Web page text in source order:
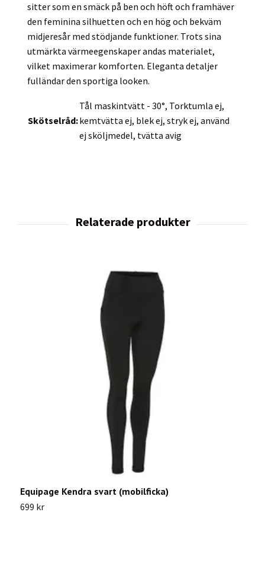
sitter som en smäck på ben och höft och framhäver
den feminina silhuetten och en hög och bekväm
midjeresår med stödjande funktioner. Trots sina
utmärkta värmeegenskaper andas materialet,
vilket maximerar komforten. Eleganta detaljer
fulländar den sportiga looken.
Skötselråd:
Tål maskintvätt - 30°, Torktumla ej,
kemtvätta ej, blek ej, stryk ej, använd
ej sköljmedel, tvätta avig
Equipage Kendra svart (mobilficka)
699 kr